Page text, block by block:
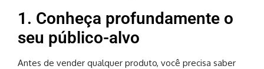
1. Conheça profundamente o
seu público-alvo
Antes de vender qualquer produto, você precisa saber